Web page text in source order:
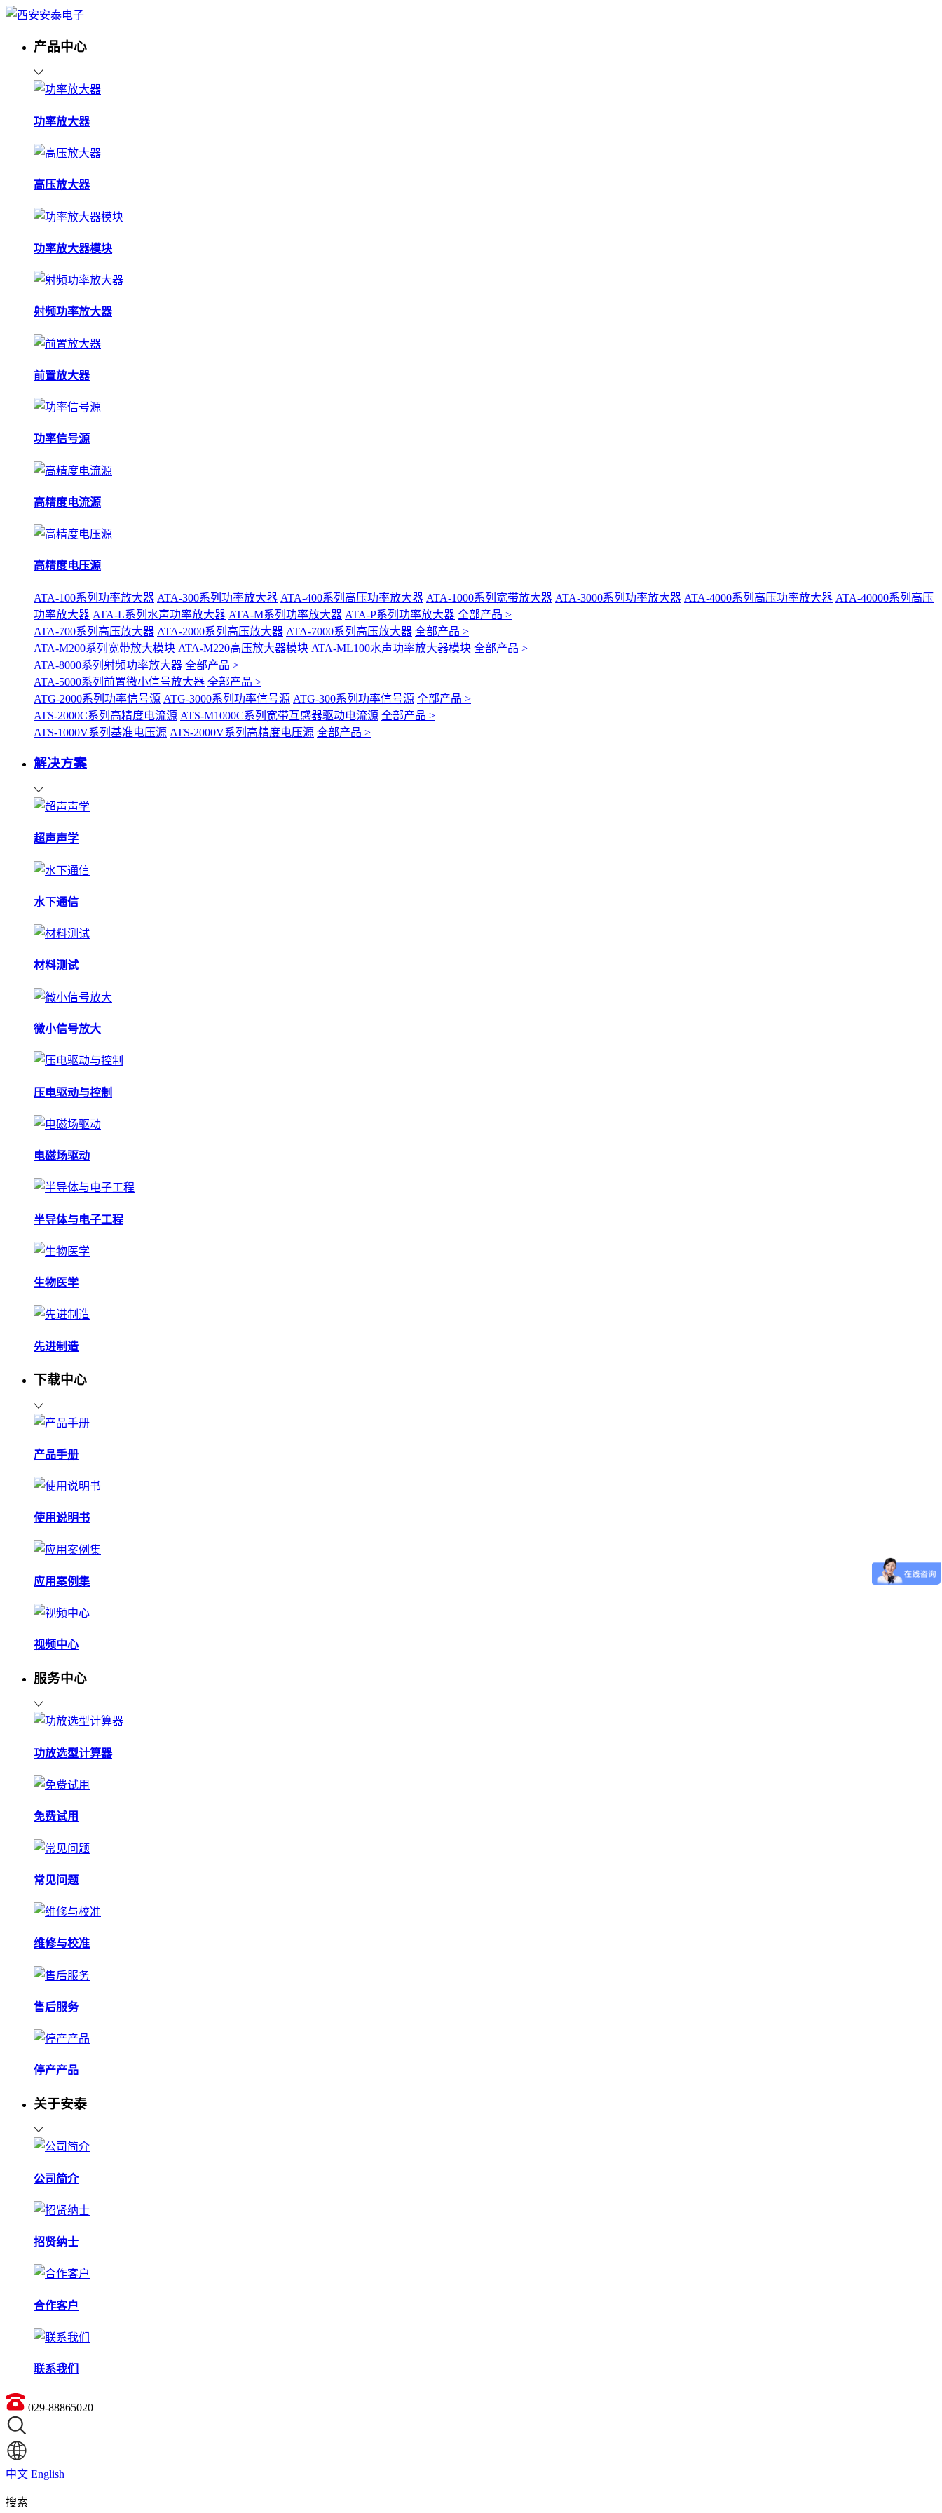
产品中心
功率放大器
高压放大器
功率放大器模块
射频功率放大器
前置放大器
功率信号源
高精度电流源
高精度电压源
ATA-100系列功率放大器 ATA-300系列功率放大器 ATA-400系列高压功率放大器 ATA-1000系列宽带放大器 ATA-3000系列功率放大器 ATA-4000系列高压功率放大器 ATA-40000系列高压
功率放大器 ATA-L系列水声功率放大器 ATA-M系列功率放大器 ATA-P系列功率放大器 全部产品 >
ATA-700系列高压放大器 ATA-2000系列高压放大器 ATA-7000系列高压放大器 全部产品 >
ATA-M200系列宽带放大模块 ATA-M220高压放大器模块 ATA-ML100水声功率放大器模块 全部产品 >
ATA-8000系列射频功率放大器 全部产品 >
ATA-5000系列前置微小信号放大器 全部产品 >
ATG-2000系列功率信号源 ATG-3000系列功率信号源 ATG-300系列功率信号源 全部产品 >
ATS-2000C系列高精度电流源 ATS-M1000C系列宽带互感器驱动电流源 全部产品 >
ATS-1000V系列基准电压源 ATS-2000V系列高精度电压源 全部产品 >
解决方案
超声声学
水下通信
材料测试
微小信号放大
压电驱动与控制
电磁场驱动
半导体与电子工程
生物医学
先进制造
下载中心
产品手册
使用说明书
应用案例集
视频中心
服务中心
功放选型计算器
免费试用
常见问题
维修与校准
售后服务
停产产品
关于安泰
公司简介
招贤纳士
合作客户
联系我们
029-88865020
中文 English
搜索